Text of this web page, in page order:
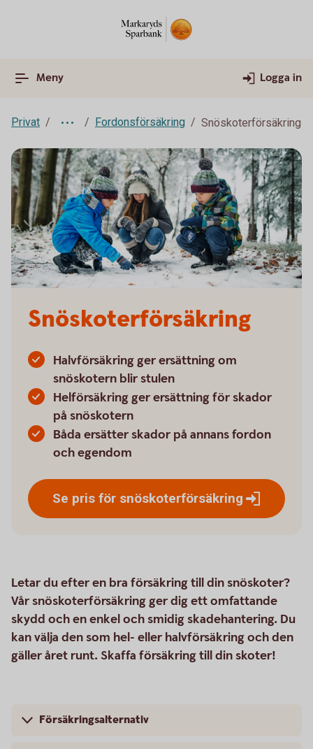
Meny Logga in
Privat Fordonsförsäkring Snöskoterförsäkring
Snöskoterförsäkring
Halvförsäkring ger ersättning om
snöskotern blir stulen
Helförsäkring ger ersättning för skador
på snöskotern
Båda ersätter skador på annans fordon
och egendom
Se pris för snöskoterförsäkring
Letar du efter en bra försäkring till din snöskoter?
Vår snöskoterförsäkring ger dig ett omfattande
skydd och en enkel och smidig skadehantering. Du
kan välja den som hel- eller halvförsäkring och den
gäller året runt. Skaffa försäkring till din skoter!
Försäkringsalternativ